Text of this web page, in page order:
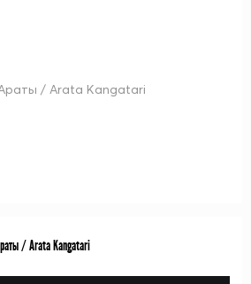
/ Arata Kangatari
/ Arata Kangatari